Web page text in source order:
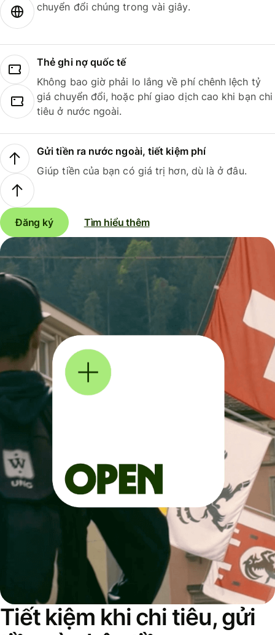
chuyển đổi chúng trong vài giây.
Thẻ ghi nợ quốc tế
Không bao giờ phải lo lắng về phí chênh lệch tỷ
giá chuyển đổi, hoặc phí giao dịch cao khi bạn chi
tiêu ở nước ngoài.
Gửi tiền ra nước ngoài, tiết kiệm phí
Giúp tiền của bạn có giá trị hơn, dù là ở đâu.
Đăng ký Tìm hiểu thêm
Tiết kiệm khi chi tiêu, gửi